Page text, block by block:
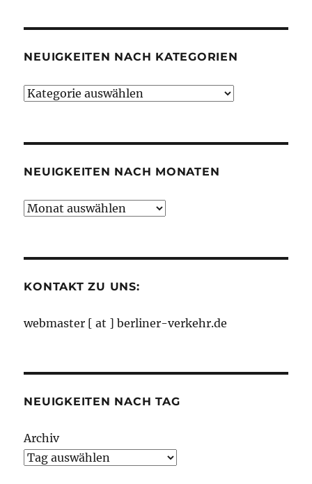
NEUIGKEITEN NACH KATEGORIEN
Neuigkeiten
NEUIGKEITEN NACH MONATEN
Neuigkeiten
KONTAKT ZU UNS:
webmaster [ at ] berliner-verkehr.de
NEUIGKEITEN NACH TAG
Archiv